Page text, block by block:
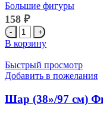
шт.
Большие фигуры
158 ₽
Количество
товара
Шар
(34''/86
см)
Замок
принцессы,
В корзину
Быстрый просмотр
Добавить в пожелания
Шар (38»/97 см)